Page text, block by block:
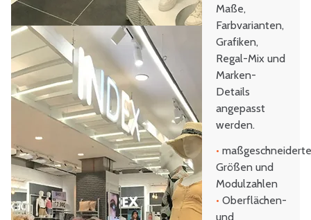
Maße,
Farbvarianten,
Grafiken,
Regal-Mix und
Marken-
Details
angepasst
werden.
•
Größen und
Modulzahlen
• Oberflächen-
und